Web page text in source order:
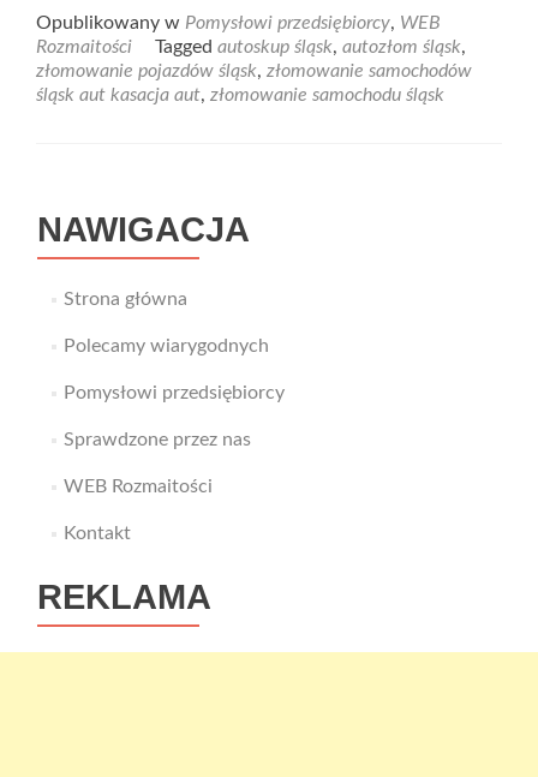
about
Autozłom
Śląsk
–
się
Opublikowany w Pomysłowi przedsiębiorcy, WEB
Rozmaitości
Tagged autoskup śląsk, autozłom śląsk,
złomowanie pojazdów śląsk, złomowanie samochodów
śląsk aut kasacja aut, złomowanie samochodu śląsk
NAWIGACJA
Strona główna
Polecamy wiarygodnych
Pomysłowi przedsiębiorcy
Sprawdzone przez nas
WEB Rozmaitości
Kontakt
REKLAMA